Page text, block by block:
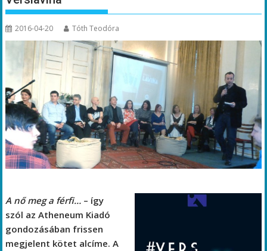
2016-04-20 Tóth Teodóra
A nő meg a férfi… – így
szól az Atheneum Kiadó
gondozásában frissen
megjelent kötet alcíme. A